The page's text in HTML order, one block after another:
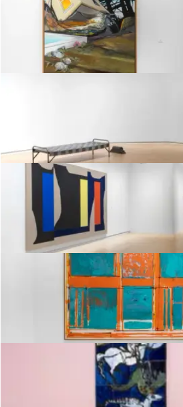
Øystein Thorvaldsen
Øystein Thorvaldsen
Øystein Thorvaldsen